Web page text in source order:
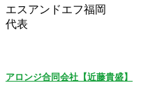
エスアンドエフ福岡
代表
アロンジ合同会社【近藤貴盛】